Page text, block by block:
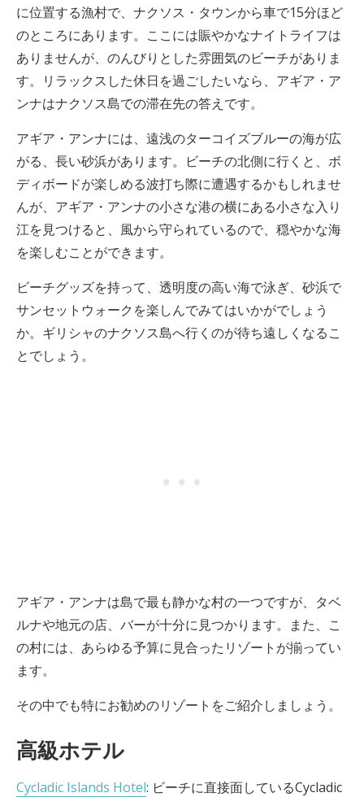
に位置する漁村で、ナクソス・タウンから車で15分ほど
のところにあります。ここには賑やかなナイトライフは
ありませんが、のんびりとした雰囲気のビーチがありま
す。リラックスした休日を過ごしたいなら、アギア・ア
ンナはナクソス島での滞在先の答えです。
アギア・アンナには、遠浅のターコイズブルーの海が広
がる、長い砂浜があります。ビーチの北側に行くと、ボ
ディボードが楽しめる波打ち際に遭遇するかもしれませ
んが、アギア・アンナの小さな港の横にある小さな入り
江を見つけると、風から守られているので、穏やかな海
を楽しむことができます。
ビーチグッズを持って、透明度の高い海で泳ぎ、砂浜で
サンセットウォークを楽しんでみてはいかがでしょう
か。ギリシャのナクソス島へ行くのが待ち遠しくなるこ
とでしょう。
アギア・アンナは島で最も静かな村の一つですが、タベ
ルナや地元の店、バーが十分に見つかります。また、こ
の村には、あらゆる予算に見合ったリゾートが揃ってい
ます。
その中でも特にお勧めのリゾートをご紹介しましょう。
高級ホテル
Cycladic Islands Hotel: ビーチに直接面しているCycladic